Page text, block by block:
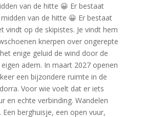
van de hitte 😀 Er bestaat